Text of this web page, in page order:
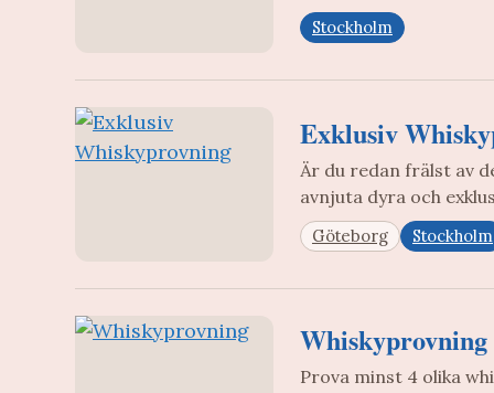
Stockholm
Exklusiv
Är du redan frälst av
avnjuta dyra och
Göteborg Stockholm
Whiskyprovning
Prova minst 4 olika